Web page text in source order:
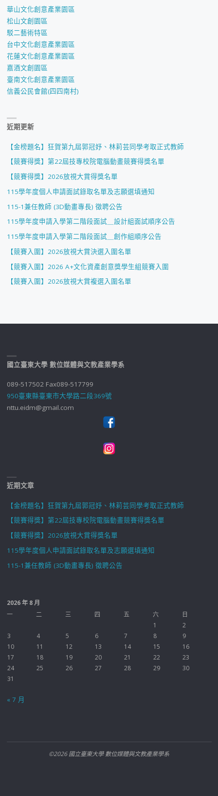
華山文化創意產業園區
松山文創園區
駁二藝術特區
台中文化創意產業園區
花蓮文化創意產業園區
嘉酒文創園區
臺南文化創意產業園區
信義公民會館(四四南村)
近期更新
【金榜題名】狂賀第九屆郭冠妤、林莉芸同學考取正式教師
【競賽得獎】第22屆技專校院電腦動畫競賽得獎名單
【競賽得獎】2026放視大賞得獎名單
115學年度個人申請面試錄取名單及志願選填通知
115-1兼任教師 (3D動畫專長) 徵聘公告
115學年度申請入學第二階段面試＿設計組面試順序公告
115學年度申請入學第二階段面試＿創作組順序公告
【競賽入圍】2026放視大賞決選入圍名單
【競賽入圍】2026 A+文化資產創意獎學生組競賽入圍
【競賽入圍】2026放視大賞複選入圍名單
國立臺東大學 數位媒體與文教產業學系
089-517502 Fax089-517799
950臺東縣臺東市大學路二段369號
nttu.eidm@gmail.com
近期文章
【金榜題名】狂賀第九屆郭冠妤、林莉芸同學考取正式教師
【競賽得獎】第22屆技專校院電腦動畫競賽得獎名單
【競賽得獎】2026放視大賞得獎名單
115學年度個人申請面試錄取名單及志願選填通知
115-1兼任教師 (3D動畫專長) 徵聘公告
2026 年 8 月
一
二 三 四 五 六
日
1
2
3
4 5 6 7 8
9
10
11 12 13 14 15
16
17
18 19 20 21 22
23
24
25 26 27 28 29
30
31
« 7 月
©2026 國立臺東大學 數位媒體與文教產業學系